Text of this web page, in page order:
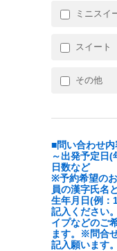
ミニスイ
スイート
その他
■問い合わせ内
～出発予定日(
日数など
※予約希望の
員の漢字氏名
生年月日(例：
記入ください
イプなどのご
ます。※問合
記入願います。